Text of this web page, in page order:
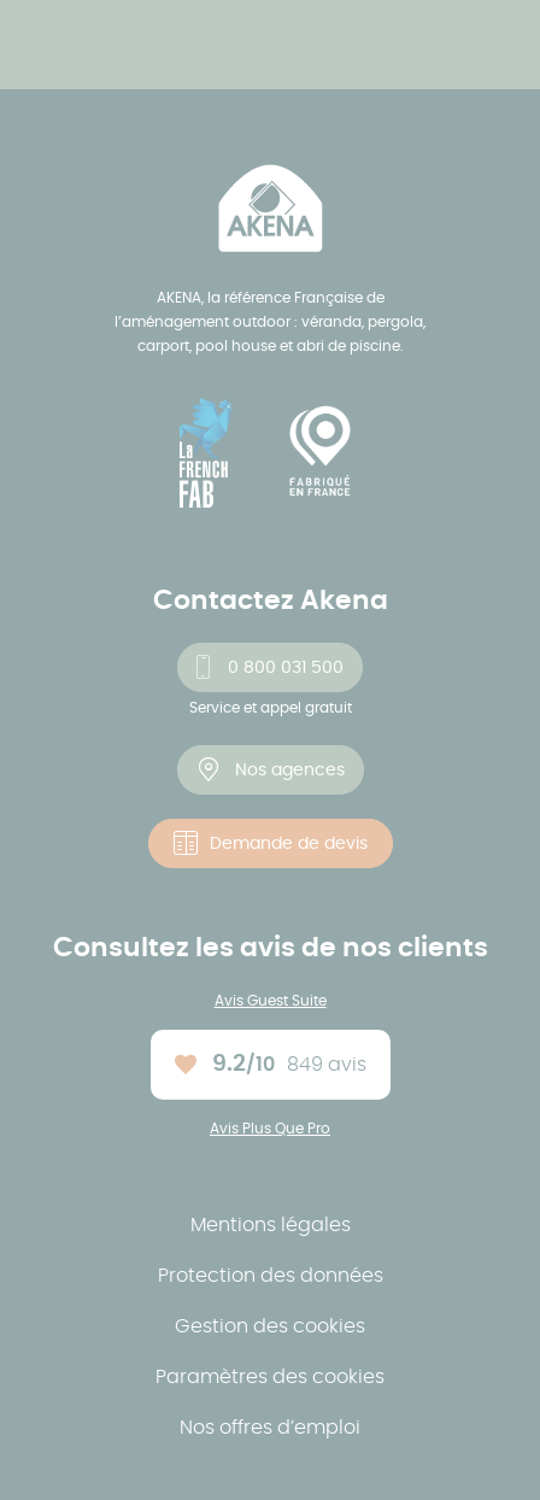
AKENA, la référence Française de
l’aménagement outdoor : véranda, pergola,
carport, pool house et abri de piscine.
Contactez Akena
0 800 031 500
Service et appel gratuit
Nos agences
Demande de devis
Consultez les avis de nos clients
Avis Guest Suite
Note moyenne :
9.2/10 849 avis
Avis Plus Que Pro
Mentions légales
Protection des données
Gestion des cookies
Paramètres des cookies
Nos offres d’emploi